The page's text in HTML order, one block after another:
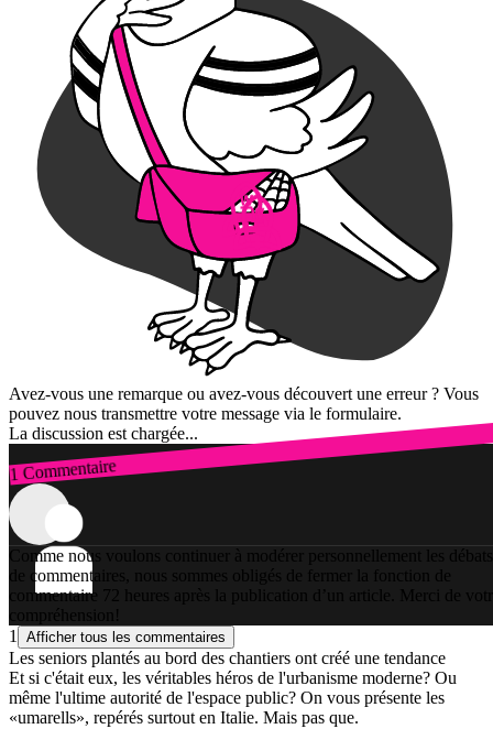
Avez-vous une remarque ou avez-vous découvert une erreur ? Vous
pouvez nous transmettre votre message via le formulaire.
La discussion est chargée...
1 Commentaire
Connexion
Comme nous voulons continuer à modérer personnellement les débats
de commentaires, nous sommes obligés de fermer la fonction de
commentaire 72 heures après la publication d’un article. Merci de
compréhension!
1
Afficher tous les commentaires
Les seniors plantés au bord des chantiers ont créé une tendance
Et si c'était eux, les véritables héros de l'urbanisme moderne? Ou
même l'ultime autorité de l'espace public? On vous présente les
«umarells», repérés surtout en Italie. Mais pas que.